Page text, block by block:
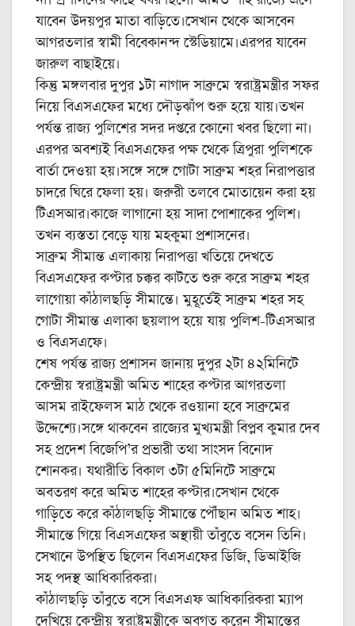
যাবেন উদয়পুর মাতা বাড়িতে।সেখান থেকে আসবেন
আগরতলার স্বামী বিবেকানন্দ স্টেডিয়ামে।এরপর যাবেন
জারুল বাছাইয়ে।
কিন্তু মঙ্গলবার দুপুর ১টা নাগাদ সাব্রুমে স্বরাষ্ট্রমন্ত্রীর সফর
নিয়ে বিএসএফের মধ্যে দৌড়ঝাঁপ শুরু হয়ে যায়।তখন
পর্যন্ত রাজ্য পুলিশের সদর দপ্তরে কোনো খবর ছিলো না।
এরপর অবশ্যই বিএসএফের পক্ষ থেকে ত্রিপুরা পুলিশকে
বার্তা দেওয়া হয়।সঙ্গে সঙ্গে গোটা সাব্রুম শহর নিরাপত্তার
চাদরে ঘিরে ফেলা হয়। জরুরী তলবে মোতায়েন করা হয়
টিএসআর।কাজে লাগানো হয় সাদা পোশাকের পুলিশ।
তখন ব্যস্ততা বেড়ে যায় মহকুমা প্রশাসনের।
সাব্রুম সীমান্ত এলাকায় নিরাপত্তা খতিয়ে দেখতে
বিএসএফের কপ্টার চক্কর কাটতে শুরু করে সাব্রুম শহর
লাগোয়া কাঁঠালছড়ি সীমান্তে। মুহূর্তেই সাব্রুম শহর সহ
গোটা সীমান্ত এলাকা ছয়লাপ হয়ে যায় পুলিশ-টিএসআর
ও বিএসএফে।
শেষ পর্যন্ত রাজ্য প্রশাসন জানায় দুপুর ২টা ৪২মিনিটে
কেন্দ্রীয় স্বরাষ্ট্রমন্ত্রী অমিত শাহের কপ্টার আগরতলা
আসম রাইফেলস মাঠ থেকে রওয়ানা হবে সাব্রুমের
উদ্দেশ্যে।সঙ্গে থাকবেন রাজ্যের মুখ্যমন্ত্রী বিপ্লব কুমার দেব
সহ প্রদেশ বিজেপি’র প্রভারী তথা সাংসদ বিনোদ
শোনকর। যথারীতি বিকাল ৩টা ৫মিনিটে সাব্রুমে
অবতরণ করে অমিত শাহের কপ্টার।সেখান থেকে
গাড়িতে করে কাঁঠালছড়ি সীমান্তে পৌঁছান অমিত শাহ।
সীমান্তে গিয়ে বিএসএফের অস্থায়ী তাঁবুতে বসেন তিনি।
সেখানে উপস্থিত ছিলেন বিএসএফের ডিজি, ডিআইজি
সহ পদস্থ আধিকারিকরা।
কাঁঠালছড়ি তাঁবুতে বসে বিএসএফ আধিকারিকরা ম্যাপ
দেখিয়ে কেন্দ্রীয় স্বরাষ্ট্রমন্ত্রীকে অবগত করেন সীমান্তের